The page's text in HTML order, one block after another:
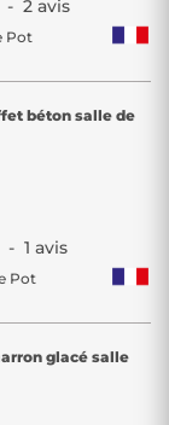
- 2 avis
Pot
béton salle de
- 1 avis
Pot
glacé salle